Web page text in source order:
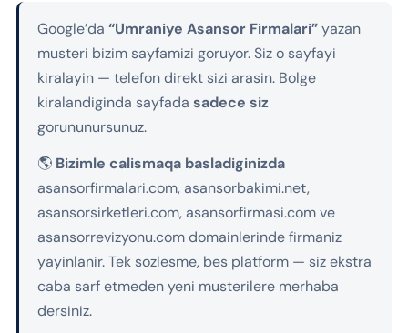
Google’da “Umraniye Asansor Firmalari”yazan
musteri bizim sayfamizi goruyor. Siz o sayfayi
kiralayin — telefon direkt sizi arasin. Bolge
kiralandiginda sayfada sadece siz
gorununursunuz.
🌎 Bizimle calismaqa basladiginizda
asansorfirmalari.com, asansorbakimi.net,
asansorsirketleri.com, asansorfirmasi.com ve
asansorrevizyonu.com domainlerinde firmaniz
yayinlanir. Tek sozlesme, bes platform — siz ekstra
caba sarf etmeden yeni musterilere merhaba
dersiniz.